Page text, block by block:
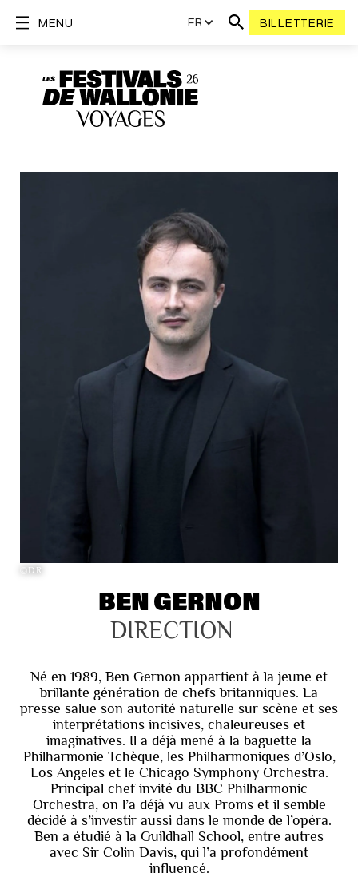
FR BILLETTERIE
MENU
©DR
BEN GERNON
DIRECTION
Né en 1989, Ben Gernon appartient à la jeune et
brillante génération de chefs britanniques. La
presse salue son autorité naturelle sur scène et ses
interprétations incisives, chaleureuses et
imaginatives. Il a déjà mené à la baguette la
Philharmonie Tchèque, les Philharmoniques d’Oslo,
Los Angeles et le Chicago Symphony Orchestra.
Principal chef invité du BBC Philharmonic
Orchestra, on l’a déjà vu aux Proms et il semble
décidé à s’investir aussi dans le monde de l’opéra.
Ben a étudié à la Guildhall School, entre autres
avec Sir Colin Davis, qui l’a profondément
influencé.